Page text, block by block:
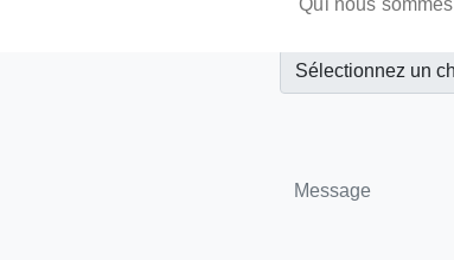
Qui nous sommes